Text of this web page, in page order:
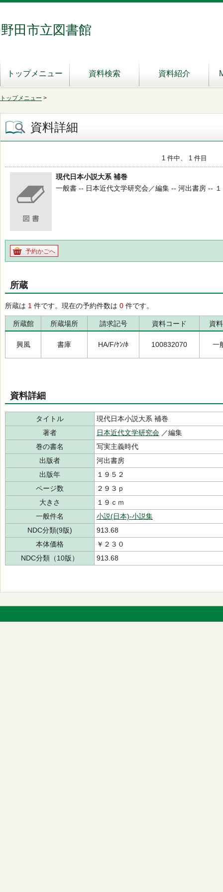
野田市立図書館
トップメニュー 資料検索 資料紹介
トップメニュー >
資料詳細
1 件中、 1 件目
現代日本小説大系 補巻
一般書 -- 日本近代文学研究会／編集 -- 河出書房 --
予約かごへ
所蔵
所蔵は 1 件です。現在の予約件数は 0 件です。
所蔵館 所蔵場所 請求記号 資料コード 資
興風 書庫 HA/F/ｹﾝ/ﾎ 100832070 一
資料詳細
タイトル
現代日本小説大系 補巻
著者
日本近代文学研究会 ／編集
巻の書名
写実主義時代
出版者
河出書房
出版年
１９５２
ページ数
２９３ｐ
大きさ
１９ｃｍ
一般件名
小説(日本)-小説集
NDC分類(9版)
913.68
本体価格
￥２３０
NDC分類（10版）
913.68